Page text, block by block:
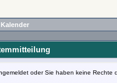
Kalender
oder Sie haben keine